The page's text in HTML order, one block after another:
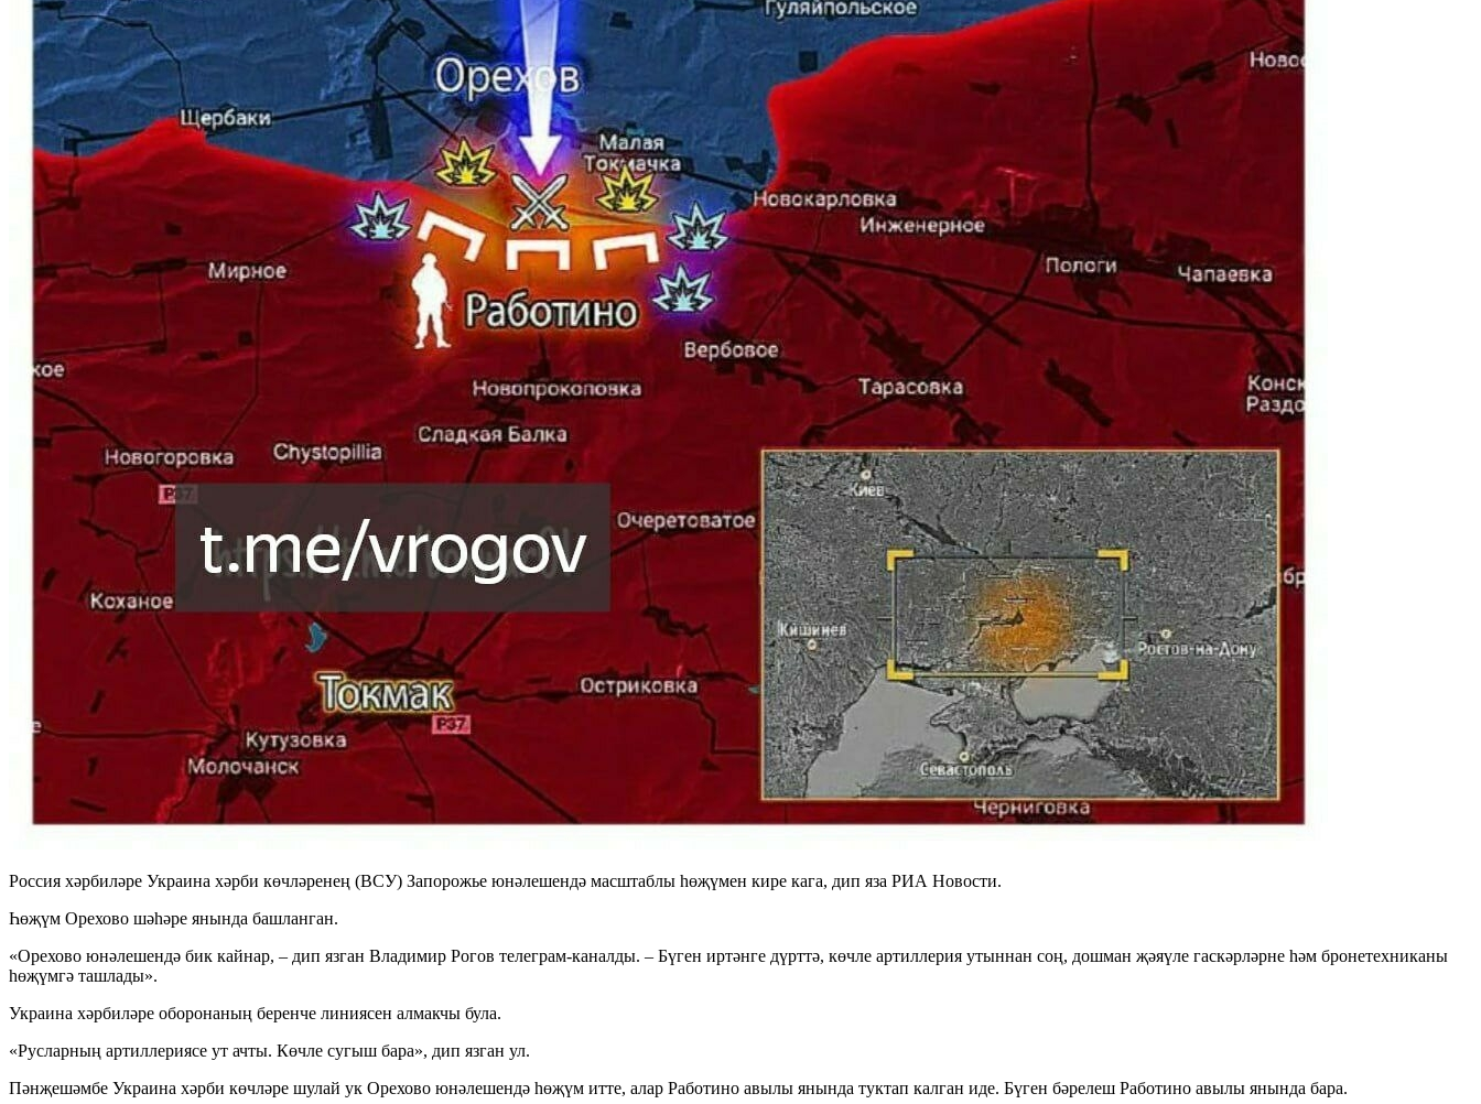
Россия хәрбиләре Украина хәрби көчләренең (ВСУ) Запорожье юнәлешендә масштаблы һөҗүмен кире кага, дип яза РИА Новости.
Һөҗүм Орехово шәһәре янында башланган.
«Орехово юнәлешендә бик кайнар, – дип язган Владимир Рогов телеграм-каналды. – Бүген иртәнге дүрттә, көчле артиллерия утыннан соң, дошман җәяүле гаскәрләрне һәм бронетехниканы
һөҗүмгә ташлады».
Украина хәрбиләре оборонаның беренче линиясен алмакчы була.
«Русларның артиллериясе ут ачты. Көчле сугыш бара», дип язган ул.
Пәнҗешәмбе Украина хәрби көчләре шулай ук Орехово юнәлешендә һөҗүм итте, алар Работино авылы янында туктап калган иде. Бүген бәрелеш Работино авылы янында бара.